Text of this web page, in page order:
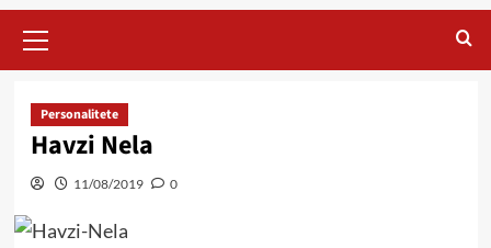
Menu
Personalitete
Havzi Nela
11/08/2019 0